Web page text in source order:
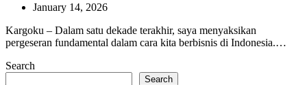
January 14, 2026
Kargoku – Dalam satu dekade terakhir, saya menyaksikan
pergeseran fundamental dalam cara kita berbisnis di Indonesia.…
Search
Search